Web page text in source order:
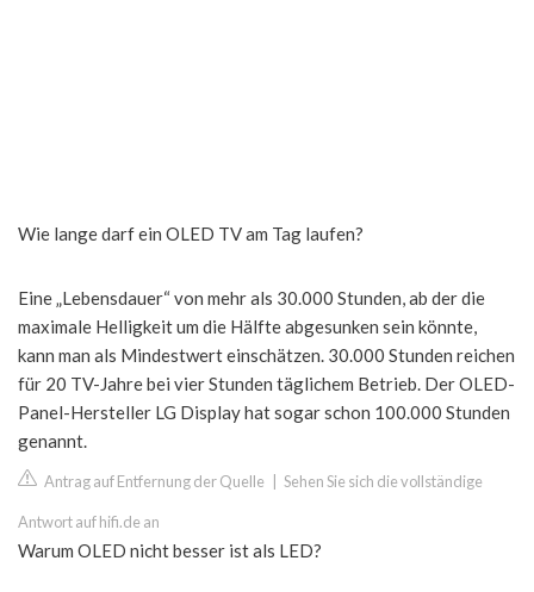
Wie lange darf ein OLED TV am Tag laufen?
Eine „Lebensdauer“ von mehr als 30.000 Stunden, ab der die
maximale Helligkeit um die Hälfte abgesunken sein könnte,
kann man als Mindestwert einschätzen. 30.000 Stunden reichen
für 20 TV-Jahre bei vier Stunden täglichem Betrieb. Der OLED-
Panel-Hersteller LG Display hat sogar schon 100.000 Stunden
genannt.
Antrag auf Entfernung der Quelle Sehen Sie sich die vollständige
Antwort auf hifi.de an
Warum OLED nicht besser ist als LED?